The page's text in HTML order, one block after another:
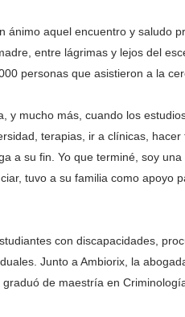
ánimo aquel encuentro y saludo
entre lágrimas y lejos del
personas que asistieron a la
y mucho más, cuando los
terapias, ir a clínicas, hacer
a su fin. Yo que terminé, soy una
tuvo a su familia como apoyo
con discapacidades,
Junto a Ambiorix, la
de maestría en